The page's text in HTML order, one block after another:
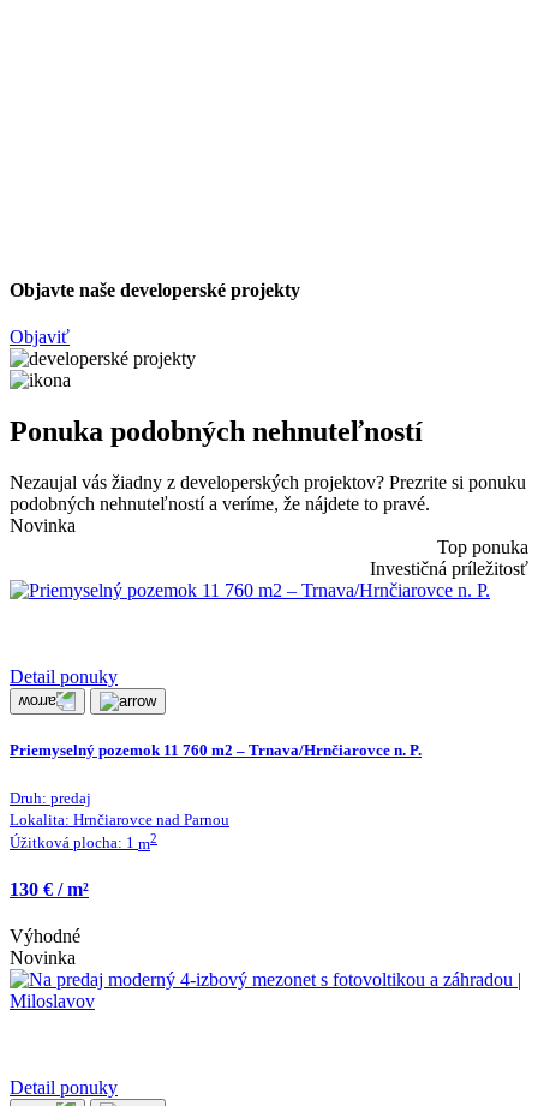
Objavte naše developerské projekty
Objaviť
Ponuka podobných nehnuteľností
Nezaujal vás žiadny z developerských projektov? Prezrite si ponuku
podobných nehnuteľností a veríme, že nájdete to pravé.
Novinka
Top ponuka
Investičná príležitosť
Detail ponuky
Priemyselný pozemok 11 760 m2 – Trnava/Hrnčiarovce n. P.
Druh: predaj
Lokalita: Hrnčiarovce nad Parnou
Úžitková plocha: 1 m2
130 € / m²
Výhodné
Novinka
Detail ponuky